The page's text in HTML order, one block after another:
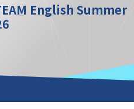
English Summer